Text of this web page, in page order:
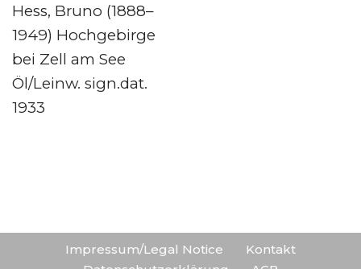
Hess, Bruno (1888–
1949) Hochgebirge
bei Zell am See
Öl/Leinw. sign.dat.
1933
Impressum/Legal Notice
Kontakt